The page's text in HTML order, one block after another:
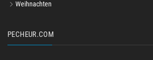
Weihnachten
PECHEUR.COM